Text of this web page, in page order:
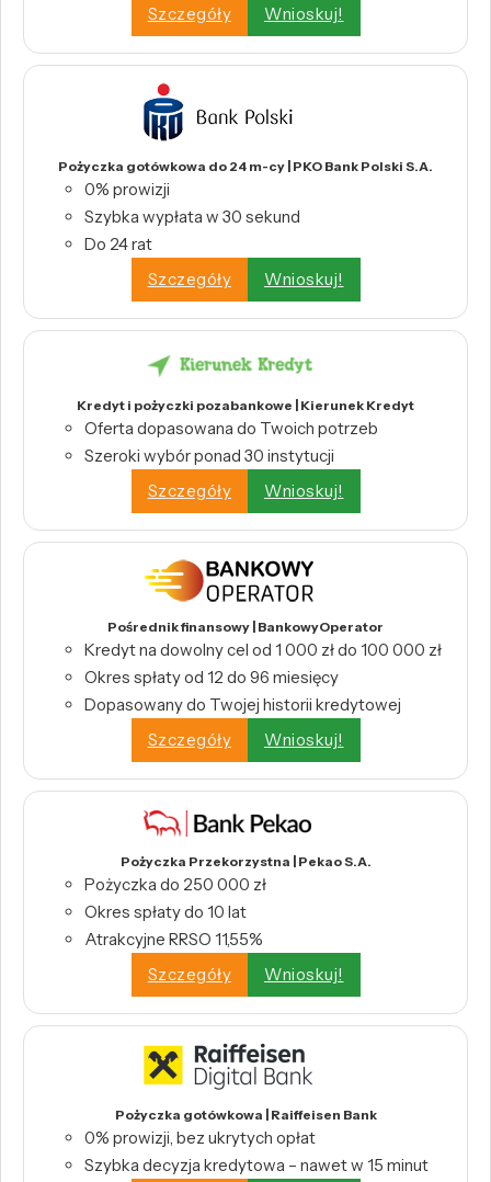
Szczegóły
Wnioskuj!
Pożyczka gotówkowa do 24 m-cy | PKO Bank Polski S.A.
0% prowizji
Szybka wypłata w 30 sekund
Do 24 rat
Szczegóły
Wnioskuj!
Kredyt i pożyczki pozabankowe | Kierunek Kredyt
Oferta dopasowana do Twoich potrzeb
Szeroki wybór ponad 30 instytucji
Szczegóły
Wnioskuj!
Pośrednik finansowy | BankowyOperator
Kredyt na dowolny cel od 1 000 zł do 100 000 zł
Okres spłaty od 12 do 96 miesięcy
Dopasowany do Twojej historii kredytowej
Szczegóły
Wnioskuj!
Pożyczka Przekorzystna | Pekao S.A.
Pożyczka do 250 000 zł
Okres spłaty do 10 lat
Atrakcyjne RRSO 11,55%
Szczegóły
Wnioskuj!
Pożyczka gotówkowa | Raiffeisen Bank
0% prowizji, bez ukrytych opłat
Szybka decyzja kredytowa – nawet w 15 minut